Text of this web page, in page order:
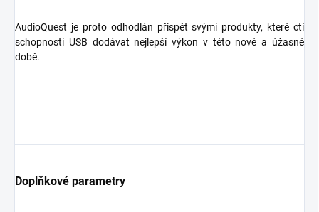
AudioQuest je proto odhodlán přispět svými produkty, které ctí
schopnosti USB dodávat nejlepší výkon v této nové a úžasné
době.
Doplňkové parametry